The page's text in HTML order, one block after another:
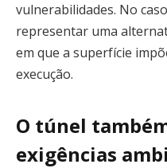
vulnerabilidades. No
representar uma
em que a superfície
execução.
O túnel
exigências